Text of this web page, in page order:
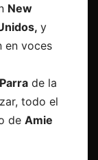
New
y
en voces
de la
todo el
de Amie